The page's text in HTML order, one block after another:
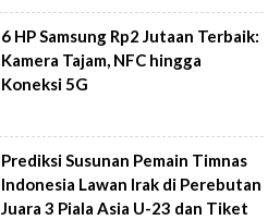
6 HP Samsung Rp2 Jutaan Terbaik:
Kamera Tajam, NFC hingga
Koneksi 5G
Prediksi Susunan Pemain Timnas
Indonesia Lawan Irak di Perebutan
Juara 3 Piala Asia U-23 dan Tiket